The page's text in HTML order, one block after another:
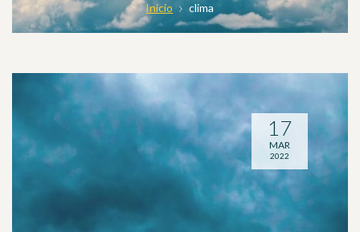
Inicio clima
17
MAR
2022